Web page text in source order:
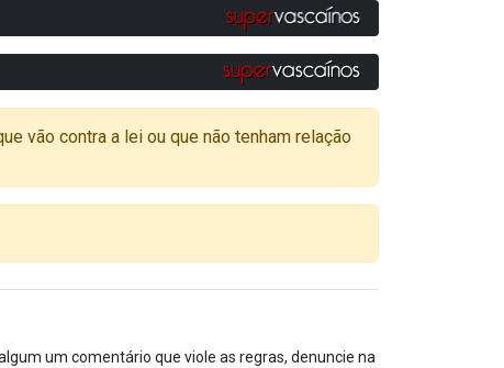
vão contra a lei ou que não tenham relação
um comentário que viole as regras, denuncie na